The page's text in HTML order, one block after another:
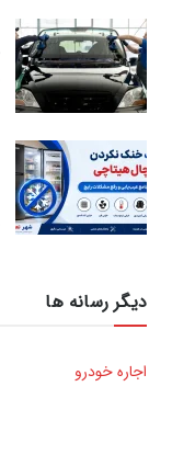
دیگر رسانه ها
اجاره خودرو